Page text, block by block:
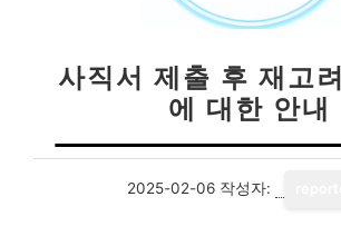
사직서 제출 후 재고
에 대한 안내
2025-02-06 작성자: